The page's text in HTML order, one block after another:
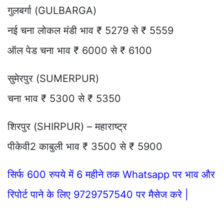
गुलबर्गा (GULBARGA)
नई चना लोकल मंडी भाव ₹ 5279 से ₹ 5559
ऑल पेड चना भाव ₹ 6000 से ₹ 6100
सुमेरपुर (SUMERPUR)
चना भाव ₹ 5300 से ₹ 5350
शिरपुर (SHIRPUR) – महाराष्ट्र
पीकेवी2 काबुली भाव ₹ 3500 से ₹ 5900
सिर्फ 600 रुपये में 6 महीने तक Whatsapp पर भाव और
रिपोर्ट पाने के लिए 9729757540 पर मैसेज करे |